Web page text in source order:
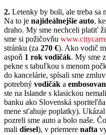
2. Letenky by boli, ale treba sa
Na to je najideálnejšie auto,
draho. My sme nechceli platiť
sme si požičovňu
stránku (za 270 €). Ako vodič
aspoň 1 rok vodičák. My sme
pekne s tabuľkou s menom
do kancelárie, spísali sme
potrebný vodičák a
ste na Islande s klasickou
banku ako Slovenská
mene sťahuje poplatky).
pozreli sme auto a bolo naše.
mali diesel), v priemere nafta